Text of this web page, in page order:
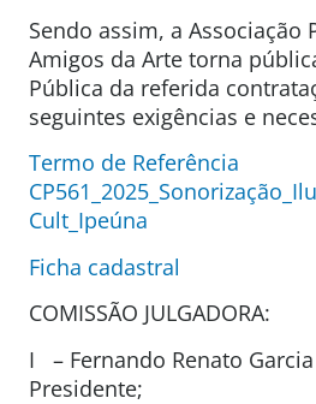
Sendo assim, a Associação
Amigos da Arte torna
Pública da referida
seguintes exigências e
Termo de Referência
Cult_Ipeúna
Ficha cadastral
COMISSÃO JULGADORA:
I – Fernando Renato
Presidente;